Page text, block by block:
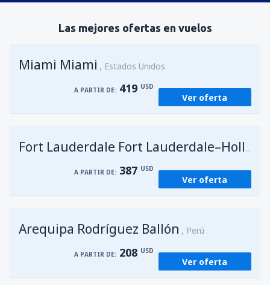
Las mejores ofertas en vuelos
Miami Miami Estados Unidos
A PARTIR DE: 419 USD
Ver oferta
Fort Lauderdale Fort Lauderdale–Hollywood Intl Airport
A PARTIR DE: 387 USD
Ver oferta
Arequipa Rodríguez Ballón Perú
A PARTIR DE: 208 USD
Ver oferta